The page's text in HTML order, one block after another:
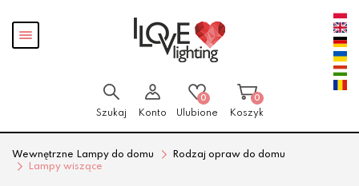
Pokaż
menu
Szukaj Konto
0
Ulubione
0
Koszyk
Wewnętrzne Lampy do domu
Rodzaj opraw do domu
Lampy wiszące